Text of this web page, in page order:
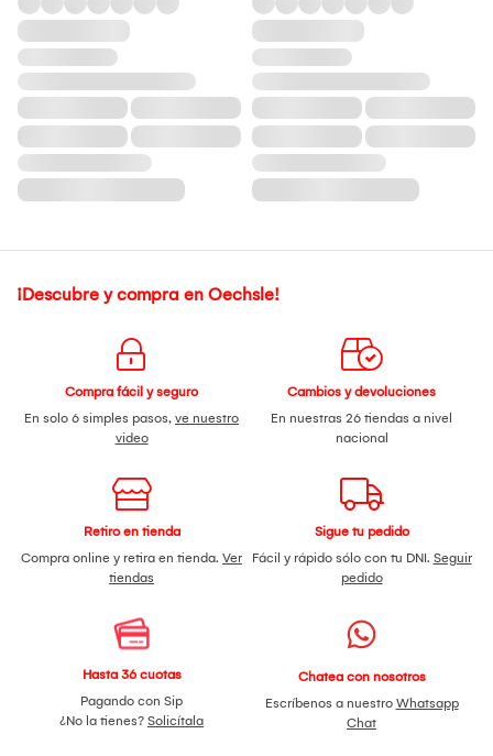
¡Descubre y compra en Oechsle!
Compra fácil y seguro
En solo 6 simples pasos, ve nuestro
video
Cambios y devoluciones
En nuestras 26 tiendas a nivel
nacional
Retiro en tienda
Compra online y retira en tienda. Ver
tiendas
Sigue tu pedido
Fácil y rápido sólo con tu DNI. Seguir
pedido
Hasta 36 cuotas
Pagando con Sip
¿No la tienes? Solicítala
Chatea con nosotros
Escríbenos a nuestro Whatsapp
Chat